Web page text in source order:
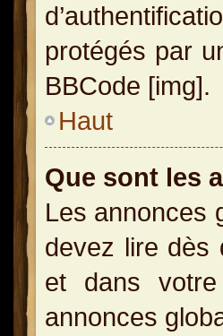
protégés par
BBCode [img].
Haut
Que sont les
Les annonces
devez lire dès
et dans votre
annonces